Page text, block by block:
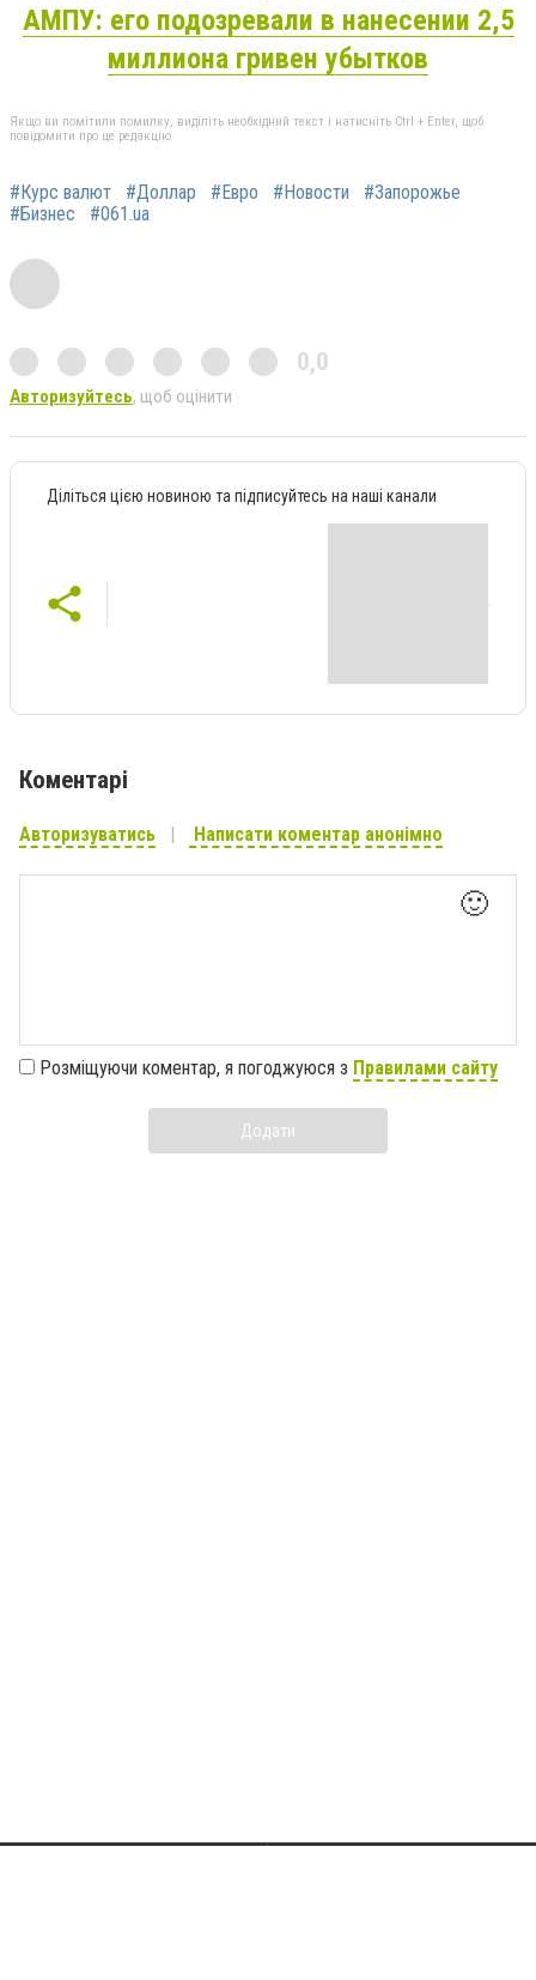
АМПУ: его подозревали в нанесении 2,5
миллиона гривен убытков
Якщо ви помітили помилку, виділіть необхідний текст і натисніть Ctrl + Enter, щоб
повідомити про це редакцію
#Курс валют #Доллар #Евро #Новости
#Запорожье
#Бизнес
#061.ua
0,0
Авторизуйтесь, щоб оцінити
Діліться цією новиною та підписуйтесь на наші канали
Коментарі
Авторизуватись Написати коментар анонімно
🙂
Розміщуючи коментар, я погоджуюся з Правилами сайту
Додати